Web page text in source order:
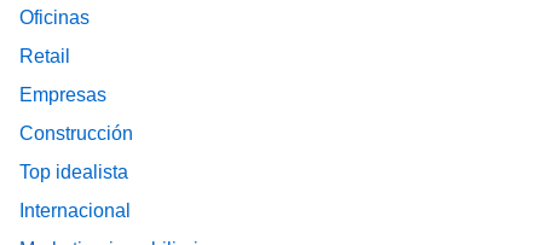
Oficinas
Retail
Empresas
Construcción
Top idealista
Internacional